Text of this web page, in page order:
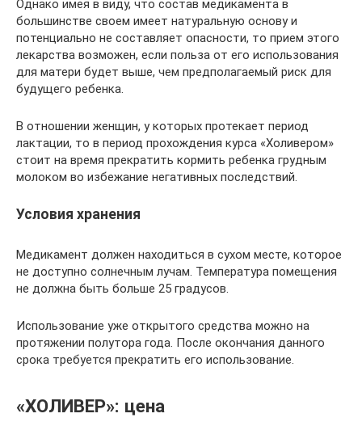
Однако имея в виду, что состав медикамента в
большинстве своем имеет натуральную основу и
потенциально не составляет опасности, то прием этого
лекарства возможен, если польза от его использования
для матери будет выше, чем предполагаемый риск для
будущего ребенка.
В отношении женщин, у которых протекает период
лактации, то в период прохождения курса «Холивером»
стоит на время прекратить кормить ребенка грудным
молоком во избежание негативных последствий.
Условия хранения
Медикамент должен находиться в сухом месте, которое
не доступно солнечным лучам. Температура помещения
не должна быть больше 25 градусов.
Использование уже открытого средства можно на
протяжении полутора года. После окончания данного
срока требуется прекратить его использование.
«ХОЛИВЕР»: цена